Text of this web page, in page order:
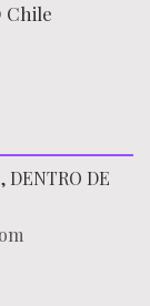
Chile
DENTRO DE